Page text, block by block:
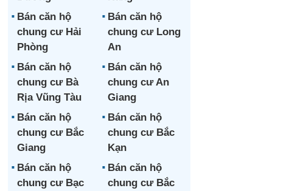
Bán căn hộ
chung cư Hải
Phòng
Bán căn hộ
chung cư Long
An
Bán căn hộ
chung cư Bà
Rịa Vũng Tàu
Bán căn hộ
chung cư An
Giang
Bán căn hộ
chung cư Bắc
Giang
Bán căn hộ
chung cư Bắc
Kạn
Bán căn hộ
chung cư Bạc
Bán căn hộ
chung cư Bắc